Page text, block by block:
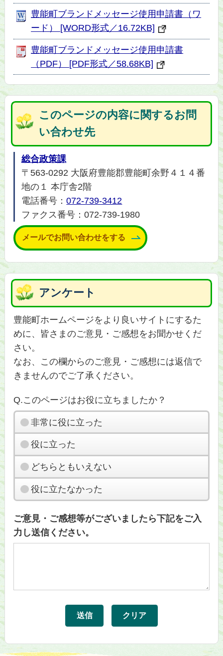
豊能町ブランドメッセージ使用申請書（ワ
ード） [WORD形式／16.72KB]
豊能町ブランドメッセージ使用申請書
（PDF） [PDF形式／58.68KB]
このページの内容に関するお問
い合わせ先
総合政策課
〒563-0292 大阪府豊能郡豊能町余野４１４番
地の１ 本庁舎2階
電話番号：072-739-3412
ファクス番号：072-739-1980
メールでお問い合わせをする
アンケート
豊能町ホームページをより良いサイトにするた
めに、皆さまのご意見・ご感想をお聞かせくだ
さい。
なお、この欄からのご意見・ご感想には返信で
きませんのでご了承ください。
Q.このページはお役に立ちましたか？
非常に役に立った
役に立った
どちらともいえない
役に立たなかった
ご意見・ご感想等がございましたら下記をご入
力し送信ください。